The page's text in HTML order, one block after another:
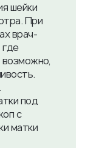
шейки
При
врач-
где
возможно,
под
с
матки